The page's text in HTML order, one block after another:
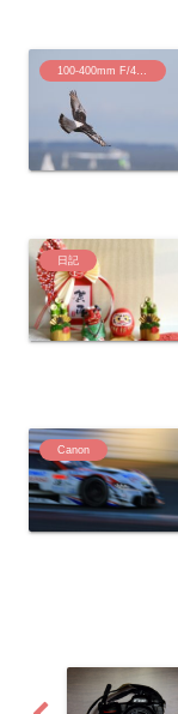
100-400mm F/4.5-6.3 Di VC USD
日記
Canon